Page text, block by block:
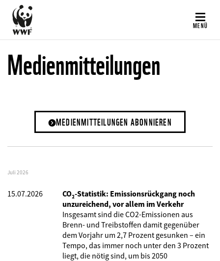
Direkt
zum
Inhalt
MENÜ
Medienmitteilungen
MEDIENMITTEILUNGEN ABONNIEREN
Juli 2026
15.07.2026
CO₂-Statistik: Emissionsrückgang noch
unzureichend, vor allem im Verkehr
Insgesamt sind die CO2-Emissionen aus
Brenn- und Treibstoffen damit gegenüber
dem Vorjahr um 2,7 Prozent gesunken – ein
Tempo, das immer noch unter den 3 Prozent
liegt, die nötig sind, um bis 2050